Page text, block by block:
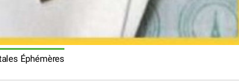
Éphémères